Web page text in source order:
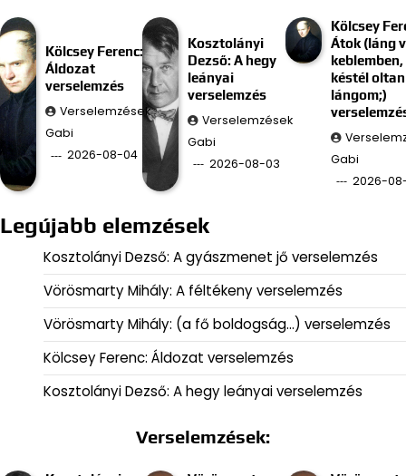
Kölcsey Ferenc:
Áldozat
verselemzés
Verselemzések
Gabi
2026-08-04
Kosztolányi
Dezső: A hegy
leányai
verselemzés
Verselemzések
Gabi
2026-08-03
Kölcsey
Átok (láng
keblemben,
késtél
lángom;)
Gabi
2026-
Legújabb elemzések
Kosztolányi Dezső: A gyászmenet jő verselemzés
Vörösmarty Mihály: A féltékeny verselemzés
Vörösmarty Mihály: (a fő boldogság…) verselemzés
Kölcsey Ferenc: Áldozat verselemzés
Kosztolányi Dezső: A hegy leányai verselemzés
Verselemzések: